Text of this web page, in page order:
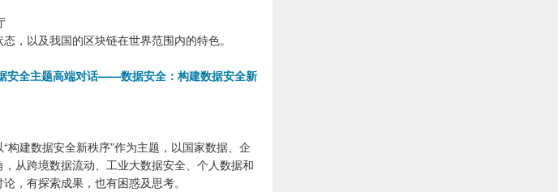
，以及我国的区块链在世界范围内的特色。
安全主题高端对话——数据安全：构建数据安全新
建数据安全新秩序”作为主题，以国家数据、企
从跨境数据流动、工业大数据安全、个人数据和
，有探索成果，也有困惑及思考。